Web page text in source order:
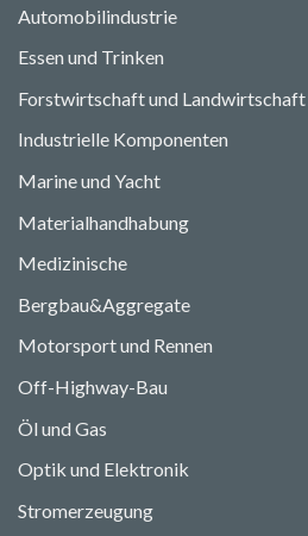
Automobilindustrie
Essen und Trinken
Forstwirtschaft und Landwirtschaft
Industrielle Komponenten
Marine und Yacht
Materialhandhabung
Medizinische
Bergbau&Aggregate
Motorsport und Rennen
Off-Highway-Bau
Öl und Gas
Optik und Elektronik
Stromerzeugung